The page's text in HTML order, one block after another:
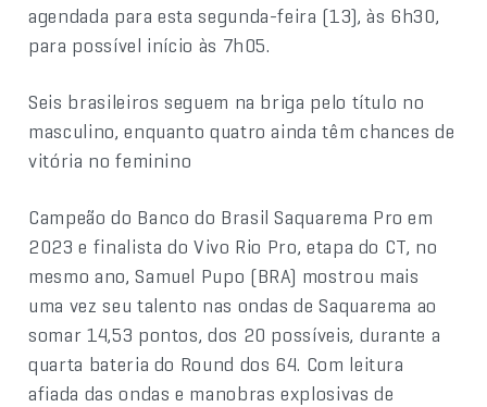
agendada para esta segunda-feira (13), às 6h30,
para possível início às 7h05.
Seis brasileiros seguem na briga pelo título no
masculino, enquanto quatro ainda têm chances de
vitória no feminino
Campeão do Banco do Brasil Saquarema Pro em
2023 e finalista do Vivo Rio Pro, etapa do CT, no
mesmo ano, Samuel Pupo (BRA) mostrou mais
uma vez seu talento nas ondas de Saquarema ao
somar 14,53 pontos, dos 20 possíveis, durante a
quarta bateria do Round dos 64. Com leitura
afiada das ondas e manobras explosivas de